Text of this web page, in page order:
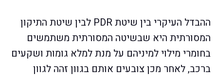
ההבדל העיקרי בין שיטת PDR לבין שיטת התיקון
המסורתית היא שבשיטה המסורתית משתמשים
בחומרי מילוי למיניהם על מנת למלא גומות ושקעים
ברכב, לאחר מכן צובעים אותם בגוון זהה לגוון